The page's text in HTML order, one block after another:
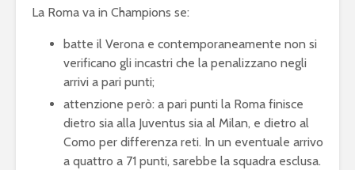
La Roma va in Champions se:
batte il Verona e contemporaneamente non si
verificano gli incastri che la penalizzano negli
arrivi a pari punti;
attenzione però: a pari punti la Roma finisce
dietro sia alla Juventus sia al Milan, e dietro al
Como per differenza reti. In un eventuale arrivo
a quattro a 71 punti, sarebbe la squadra esclusa.